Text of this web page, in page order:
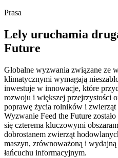
Prasa
Lely uruchamia
Future
Globalne wyzwania związane ze
klimatycznymi wymagają
inwestuje w innowacje, które
rozwoju i większej przejrzystości
poprawę życia rolników i
Wyzwanie Feed the Future
się czterema kluczowymi
dobrostanem zwierząt
maszyn, zrównoważoną i
łańcuchu informacyjnym.